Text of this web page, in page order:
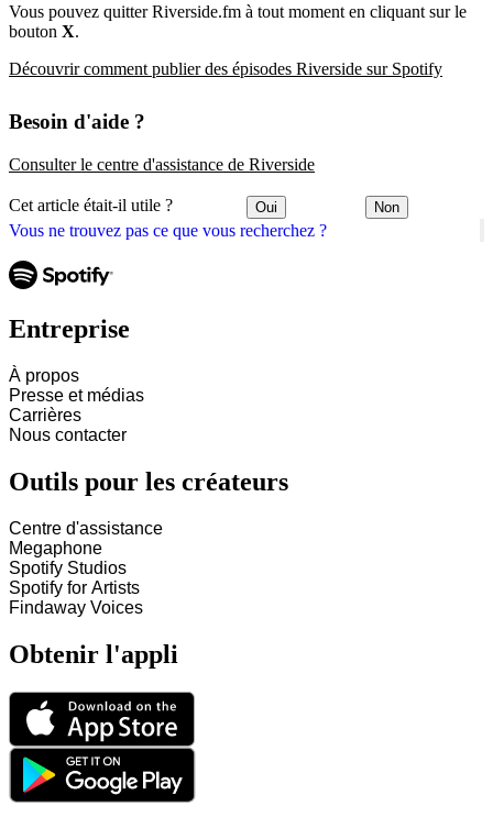
Vous ne trouvez pas ce que vous recherchez ?
Vous pouvez quitter Riverside.fm à tout moment en cliquant sur le
bouton X.
Découvrir comment publier des épisodes Riverside sur Spotify
Besoin d'aide ?
Consulter le centre d'assistance de Riverside
Cet article était-il utile ? Oui Non
Entreprise
À propos
Presse et médias
Carrières
Nous contacter
Outils pour les créateurs
Centre d'assistance
Megaphone
Spotify Studios
Spotify for Artists
Findaway Voices
Obtenir l'appli